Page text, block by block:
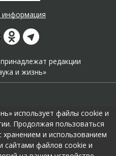
информация
редакции
и жизнь»
технологии
вы соглашаетесь с их
использует файлы cookie и
Продолжая пользоваться
и использованием
сайтами файлов cookie и